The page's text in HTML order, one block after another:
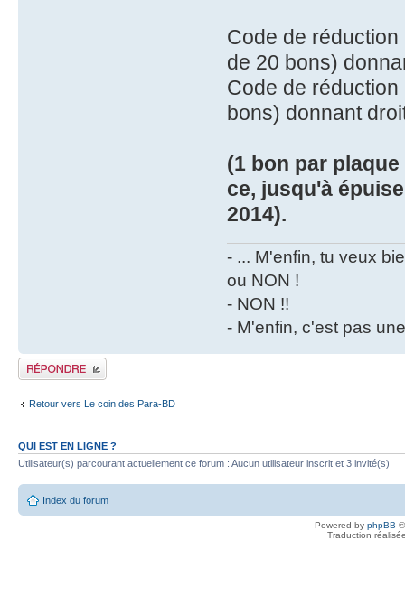
Code de
de 20 bons)
Code de
bons) donnant
(1 bon par
ce, jusqu'à
2014).
- ... M'enfin, tu veux
ou NON !
- NON !!
- M'enfin, c'est pas
Publier une réponse
Retour vers Le coin des Para-BD
QUI EST EN LIGNE ?
Utilisateur(s) parcourant actuellement ce forum : Aucun utilisateur inscrit et 3 invité(s)
Index du forum
Powered by phpBB
Traduction